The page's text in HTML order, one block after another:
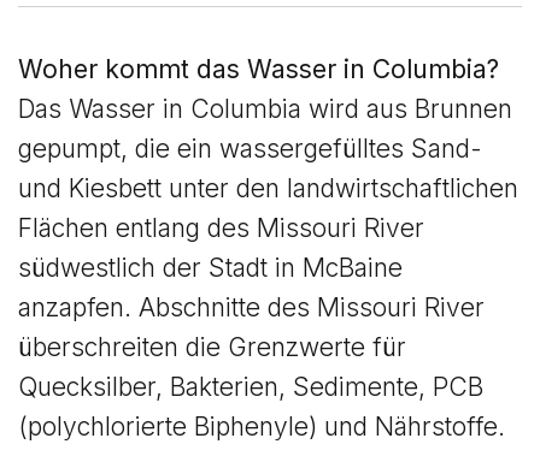
Woher kommt das Wasser in Columbia?
Das Wasser in Columbia wird aus Brunnen
gepumpt, die ein wassergefülltes Sand-
und Kiesbett unter den landwirtschaftlichen
Flächen entlang des Missouri River
südwestlich der Stadt in McBaine
anzapfen. Abschnitte des Missouri River
überschreiten die Grenzwerte für
Quecksilber, Bakterien, Sedimente, PCB
(polychlorierte Biphenyle) und Nährstoffe.